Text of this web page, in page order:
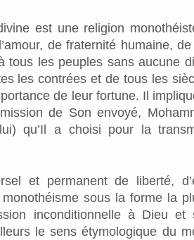
est une religion
de fraternité humaine,
tous les peuples sans aucune
les contrées et de tous les
de leur fortune. Il
de Son envoyé,
qu’Il a choisi pour la
et permanent de liberté,
sous la forme la
inconditionnelle à Dieu
le sens étymologique du